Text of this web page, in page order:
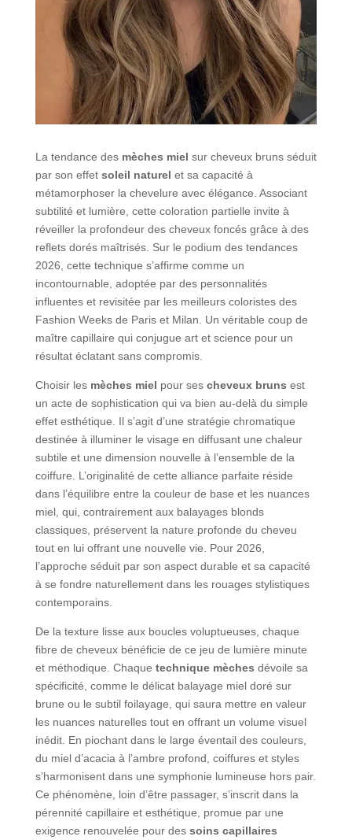
La tendance des mèches miel sur cheveux bruns séduit
par son effet soleil naturel et sa capacité à
métamorphoser la chevelure avec élégance. Associant
subtilité et lumière, cette coloration partielle invite à
réveiller la profondeur des cheveux foncés grâce à des
reflets dorés maîtrisés. Sur le podium des tendances
2026, cette technique s’affirme comme un
incontournable, adoptée par des personnalités
influentes et revisitée par les meilleurs coloristes des
Fashion Weeks de Paris et Milan. Un véritable coup de
maître capillaire qui conjugue art et science pour un
résultat éclatant sans compromis.
Choisir les mèches miel pour ses cheveux bruns est
un acte de sophistication qui va bien au-delà du simple
effet esthétique. Il s’agit d’une stratégie chromatique
destinée à illuminer le visage en diffusant une chaleur
subtile et une dimension nouvelle à l’ensemble de la
coiffure. L’originalité de cette alliance parfaite réside
dans l’équilibre entre la couleur de base et les nuances
miel, qui, contrairement aux balayages blonds
classiques, préservent la nature profonde du cheveu
tout en lui offrant une nouvelle vie. Pour 2026,
l’approche séduit par son aspect durable et sa capacité
à se fondre naturellement dans les rouages stylistiques
contemporains.
De la texture lisse aux boucles voluptueuses, chaque
fibre de cheveux bénéficie de ce jeu de lumière minute
et méthodique. Chaque technique mèches dévoile sa
spécificité, comme le délicat balayage miel doré sur
brune ou le subtil foilayage, qui saura mettre en valeur
les nuances naturelles tout en offrant un volume visuel
inédit. En piochant dans le large éventail des couleurs,
du miel d’acacia à l’ambre profond, coiffures et styles
s’harmonisent dans une symphonie lumineuse hors pair.
Ce phénomène, loin d’être passager, s’inscrit dans la
pérennité capillaire et esthétique, promue par une
exigence renouvelée pour des soins capillaires